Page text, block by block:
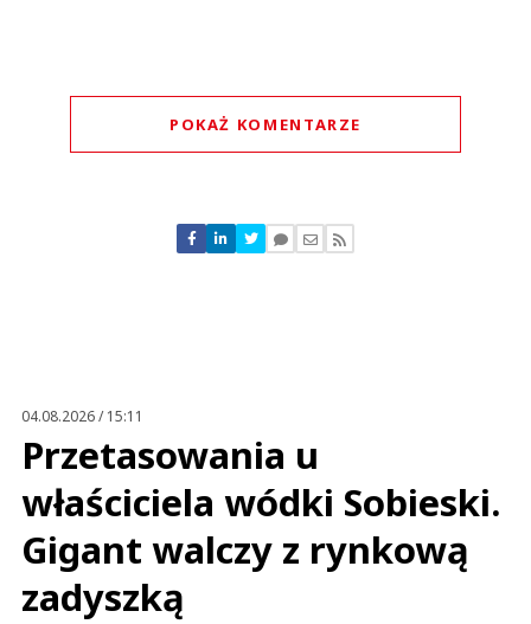
POKAŻ KOMENTARZE
Nie znaleziono komentarzy
Zostaw swoje komentarze
04.08.2026 / 15:11
Przetasowania u
właściciela wódki Sobieski.
Gigant walczy z rynkową
zadyszką